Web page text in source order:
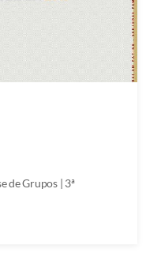
de Grupos | 3ª